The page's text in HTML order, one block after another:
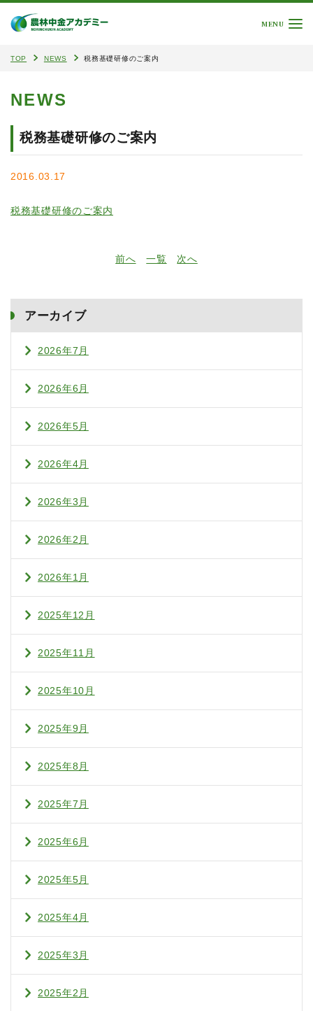
MENU
TOP NEWS 税務基礎研修のご案内
NEWS
税務基礎研修のご案内
2016.03.17
税務基礎研修のご案内
前へ 一覧 次へ
アーカイブ
2026年7月
2026年6月
2026年5月
2026年4月
2026年3月
2026年2月
2026年1月
2025年12月
2025年11月
2025年10月
2025年9月
2025年8月
2025年7月
2025年6月
2025年5月
2025年4月
2025年3月
2025年2月